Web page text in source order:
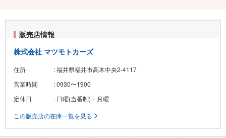
販売店情報
株式会社 マツモトカーズ
住所
: 福井県福井市高木中央2-4117
営業時間
: 0930〜1900
定休日
: 日曜(当番制)・月曜
この販売店の在庫一覧を見る